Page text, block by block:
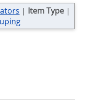
| Item Type |